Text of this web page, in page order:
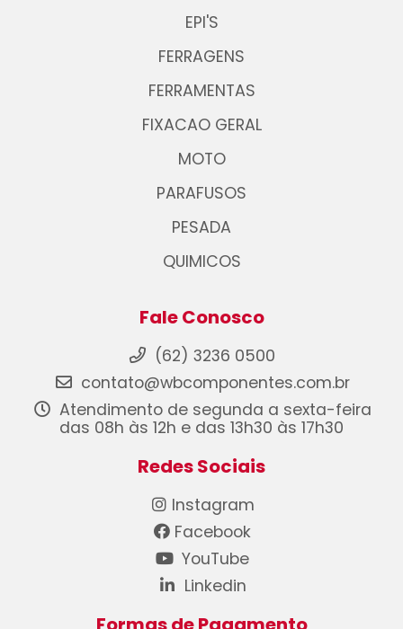
EPI'S
FERRAGENS
FERRAMENTAS
FIXACAO GERAL
MOTO
PARAFUSOS
PESADA
QUIMICOS
Fale Conosco
(62) 3236 0500
contato@wbcomponentes.com.br
Atendimento de segunda a sexta-feira
das 08h às 12h e das 13h30 às 17h30
Redes Sociais
Instagram
Facebook
YouTube
Linkedin